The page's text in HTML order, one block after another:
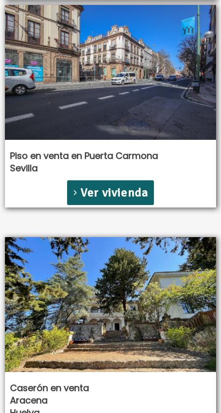
Piso en venta en Puerta Carmona
Sevilla
Ver vivienda
Caserón en venta
Aracena